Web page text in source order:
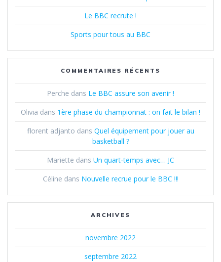
Le BBC recrute !
Sports pour tous au BBC
COMMENTAIRES RÉCENTS
Perche dans Le BBC assure son avenir !
Olivia dans 1ère phase du championnat : on fait le bilan !
florent adjanto dans Quel équipement pour jouer au
basketball ?
Mariette dans Un quart-temps avec… JC
Céline dans Nouvelle recrue pour le BBC !!!
ARCHIVES
novembre 2022
septembre 2022